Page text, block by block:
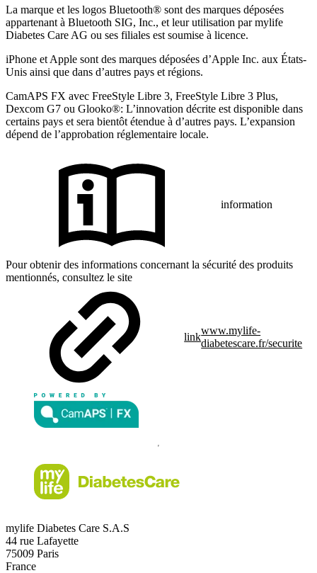
La marque et les logos Bluetooth® sont des marques déposées
appartenant à Bluetooth SIG, Inc., et leur utilisation par mylife
Diabetes Care AG ou ses filiales est soumise à licence.
iPhone et Apple sont des marques déposées d’Apple Inc. aux États-
Unis ainsi que dans d’autres pays et régions.
CamAPS FX avec FreeStyle Libre 3, FreeStyle Libre 3 Plus,
Dexcom G7 ou Glooko®: L’innovation décrite est disponible dans
certains pays et sera bientôt étendue à d’autres pays. L’expansion
dépend de l’approbation réglementaire locale.
information
Pour obtenir des informations concernant la sécurité des produits
mentionnés, consultez le site
link
www.mylife-
diabetescare.fr/securite
mylife Diabetes Care S.A.S
44 rue Lafayette
75009 Paris
France